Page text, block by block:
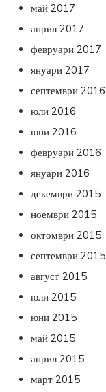
май 2017
април 2017
февруари 2017
януари 2017
септември 2016
юли 2016
юни 2016
февруари 2016
януари 2016
декември 2015
ноември 2015
октомври 2015
септември 2015
август 2015
юли 2015
юни 2015
май 2015
април 2015
март 2015